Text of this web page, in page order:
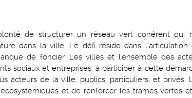
de structurer un réseau vert cohérent qui
dans la ville. Le défi réside dans
de foncier. Les villes et l'ensemble des
sociaux et entreprises, à participer à cette
acteurs de la ville, publics, particuliers, et privés.
et de renforcer les trames vertes